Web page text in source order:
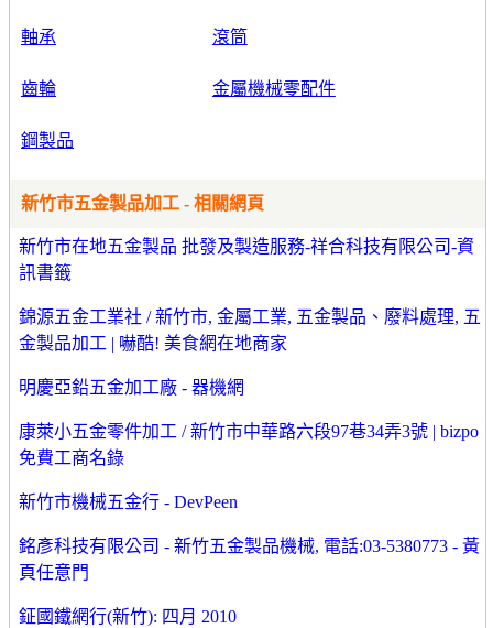
軸承 滾筒
齒輪 金屬機械零配件
鋼製品
新竹市五金製品加工 - 相關網頁
新竹市在地五金製品 批發及製造服務-祥合科技有限公司-資
訊書籤
錦源五金工業社 / 新竹市, 金屬工業, 五金製品、廢料處理, 五
金製品加工 | 嚇酷! 美食網在地商家
明慶亞鉛五金加工廠 - 器機網
康萊小五金零件加工 / 新竹市中華路六段97巷34弄3號 | bizpo
免費工商名錄
新竹市機械五金行 - DevPeen
銘彥科技有限公司 - 新竹五金製品機械, 電話:03-5380773 - 黃
頁任意門
鉦國鐵網行(新竹): 四月 2010